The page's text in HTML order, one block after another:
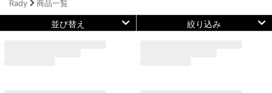
Rady 商品一覧
並び替え 絞り込み